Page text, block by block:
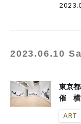
2023.06.10
東京
催 横
ART